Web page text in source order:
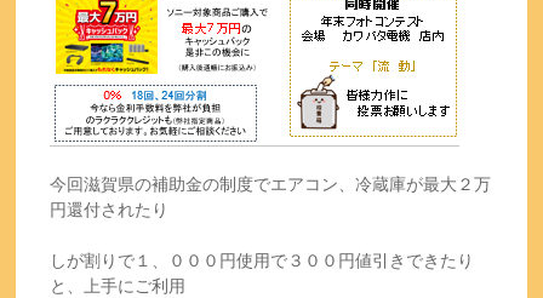
今回滋賀県の補助金の制度でエアコン、冷蔵庫が最大２万
円還付されたり
しが割りで１、０００円使用で３００円値引きできたり
と、上手にご利用